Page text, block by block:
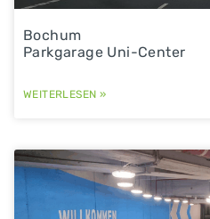
Bochum
Parkgarage Uni-Center
WEITERLESEN »